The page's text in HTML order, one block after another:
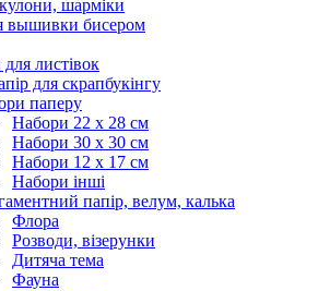
шарміки
вышивки бисером
листівок
для скрапбукінгу
паперу
Набори 22 х 28 см
Набори 30 х 30 см
Набори 12 х 17 см
Набори інші
папір, велум, калька
Флора
Розводи, візерунки
Дитяча тема
Фауна